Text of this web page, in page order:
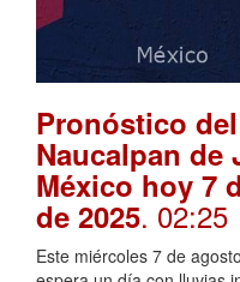
Pronóstico
Naucalpan de
México hoy 7
de 2025. 02:25
Este miércoles 7 de